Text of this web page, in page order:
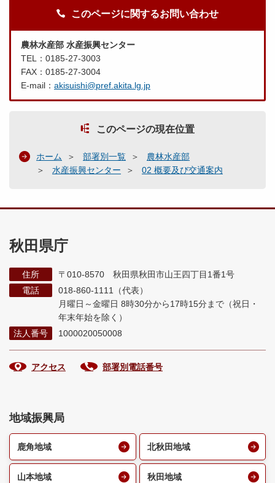
このページに関するお問い合わせ
農林水産部 水産振興センター
TEL：0185-27-3003
FAX：0185-27-3004
E-mail： akisuishi@pref.akita.lg.jp
このページの現在位置
ホーム 部署別一覧
農林水産部
水産振興センター
02 概要及び交通案内
秋田県庁
住所
〒010-8570 秋田県秋田市山王四丁目1番1号
電話
018-860-1111（代表）
月曜日～金曜日 8時30分から17時15分まで （祝日・
年末年始を除く）
法人番号
1000020050008
アクセス 部署別電話番号
地域振興局
鹿角地域 北秋田地域
山本地域 秋田地域